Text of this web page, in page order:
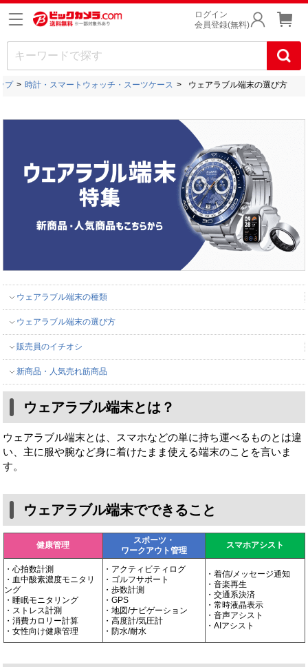
ログイン
会員登録(無料)
プ 時計・スマートウォッチ・スーツケース ウェアラブル端末の選び方
ウェアラブル端末の種類
ウェアラブル端末の選び方
販売員のイチオシ
新商品・人気売れ筋商品
ウェアラブル端末とは？
ウェアラブル端末とは、スマホなどの単に持ち運べるものとは違
い、主に服や腕など身に着けたまま使える端末のことを言いま
す。
ウェアラブル端末でできること
健康管理
スポーツ・
ワークアウト管理
スマホアシスト
・心拍数計測
・血中酸素濃度モニタリ
ング
・睡眠モニタリング
・ストレス計測
・消費カロリー計算
・女性向け健康管理
・アクティビティログ
・ゴルフサポート
・歩数計測
・GPS
・地図/ナビゲーション
・高度計/気圧計
・防水/耐水
・着信/メッセージ通知
・音楽再生
・交通系決済
・常時液晶表示
・音声アシスト
・AIアシスト